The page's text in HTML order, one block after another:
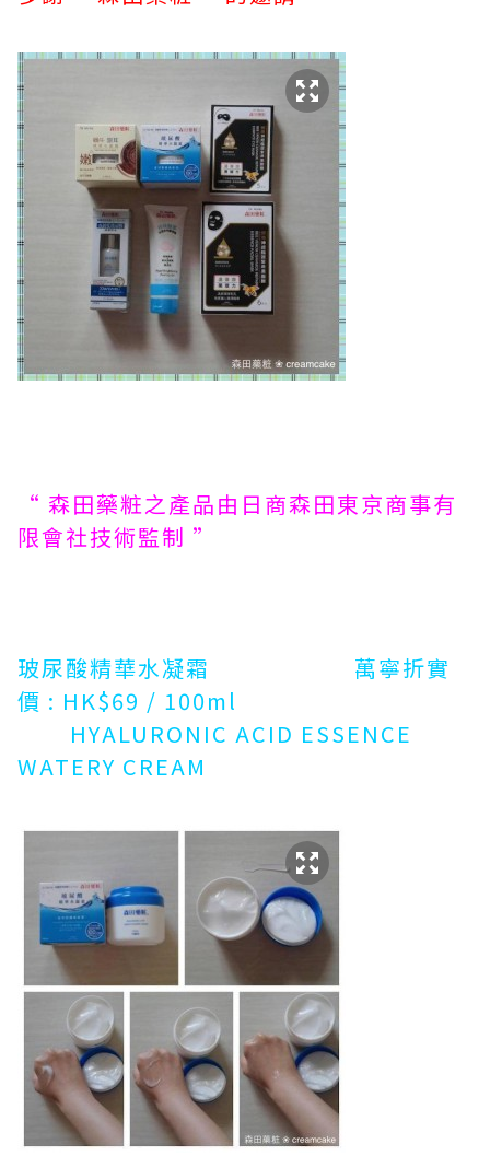
“ 森田藥粧之產品由日商森田東京商事有
限會社技術監制 ”
玻尿酸精華水凝霜 萬寧折實
價 : HK$69 / 100ml
HYALURONIC ACID ESSENCE
WATERY CREAM